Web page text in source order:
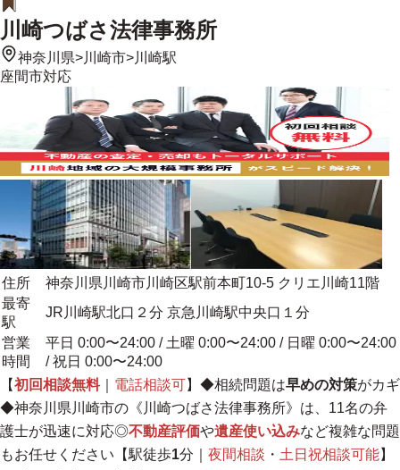
川崎つばさ法律事務所
神奈川県>川崎市>川崎駅
座間市対応
住所
神奈川県川崎市川崎区駅前本町10-5 クリエ川崎11階
最寄
駅
JR川崎駅北口２分 京急川崎駅中央口１分
営業
時間
平日 0:00〜24:00 / 土曜 0:00〜24:00 / 日曜 0:00〜24:00
/ 祝日 0:00〜24:00
【初回相談無料｜ 電話相談可】◆相続問題は早めの対策がカギ
◆神奈川県川崎市の《川崎つばさ法律事務所》は、11名の弁
護士が迅速に対応◎不動産評価や遺産使い込みなど複雑な問題
もお任せください【駅徒歩1分｜ 夜間相談 ・ 土日祝相談可能】